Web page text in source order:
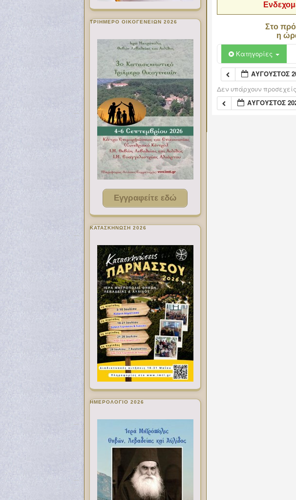
Στο
η
Κατηγορίες
ΑΎΓΟΥΣΤΟΣ
Δεν υπάρχουν
ΑΎΓΟΥΣΤΟΣ
ΤΡΙΗΜΕΡΟ ΟΙΚΟΓΕΝΕΙΩΝ 2026
Εγγραφείτε εδώ
ΚΑΤΑΣΚΗΝΩΣΗ 2026
ΗΜΕΡΟΛΟΓΙΟ 2026